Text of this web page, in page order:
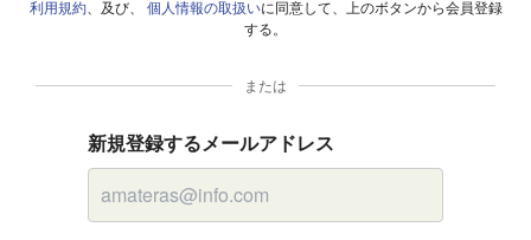
利用規約、及び、 個人情報の取扱いに同意して、上のボタンから会員登録
する。
または
新規登録するメールアドレス